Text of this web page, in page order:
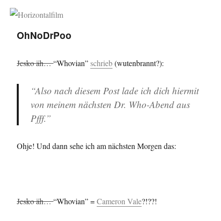
Horizontalfilm
OhNoDrPoo
Jesko äh…“Whovian” schrieb(wutenbrannt?):
“Also nach diesem Post lade ich dich hiermit
von meinem nächsten Dr. Who-Abend aus
Pfff.”
Ohje! Und dann sehe ich am nächsten Morgen das:
Jesko äh…“Whovian” =Cameron Vale?!??!